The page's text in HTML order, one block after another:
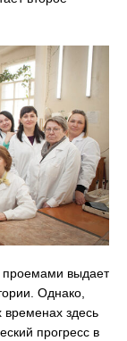
проемами выдает
Однако,
временах здесь
прогресс в